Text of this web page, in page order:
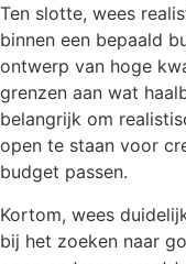
Ten slotte, wees
binnen een bepaald
ontwerp van hoge
grenzen aan wat
belangrijk om
open te staan voor
budget passen.
Kortom, wees
bij het zoeken naar